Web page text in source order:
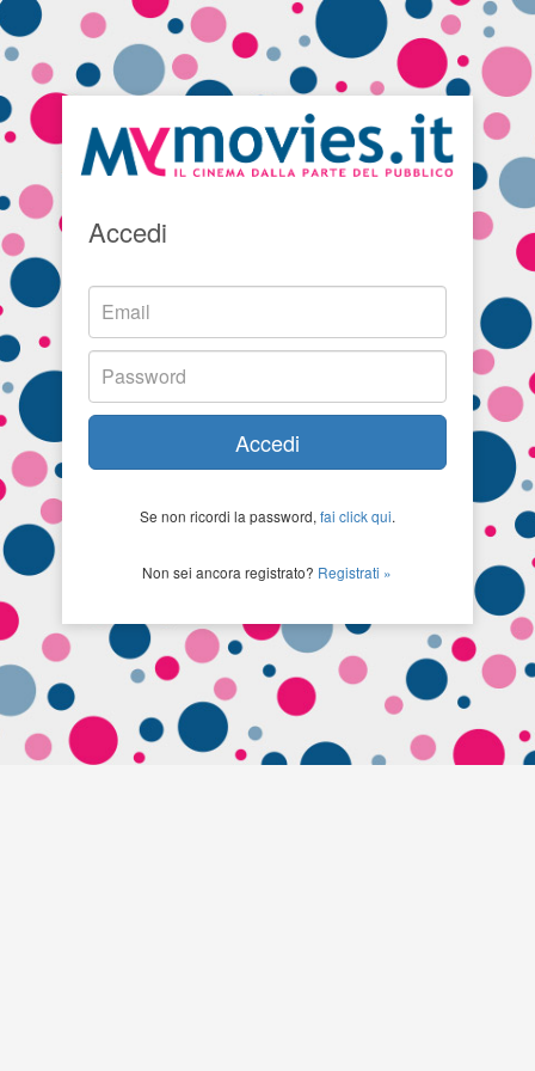
Accedi
Accedi
Se non ricordi la password, fai click qui.
Non sei ancora registrato? Registrati »